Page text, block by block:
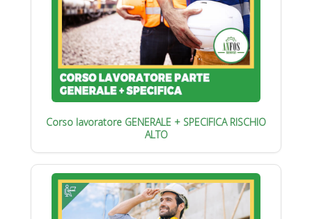
Corso lavoratore GENERALE + SPECIFICA RISCHIO
ALTO